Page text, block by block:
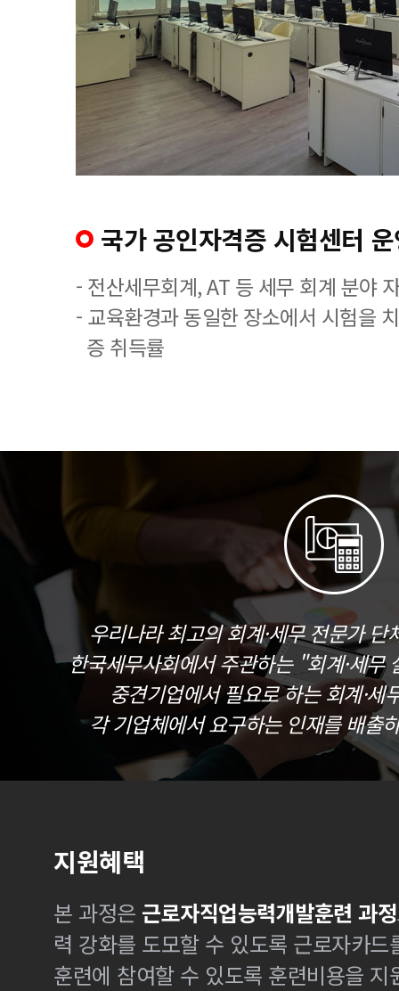
국가 공인자격증 시험센터
- 전산세무회계, AT 등 세무 회계 분야
- 교육환경과 동일한 장소에서 시험을
증 취득률
우리나라 최고의 회계·세무 전문가
한국세무사회에서 주관하는 "회계·세무
중견기업에서 필요로 하는 회계·세
각 기업체에서 요구하는 인재를 배출
지원혜택
본 과정은 근로자직업능력개발훈련 과정
력 강화를 도모할 수 있도록 근로자카
훈련에 참여할 수 있도록 훈련비용을 지